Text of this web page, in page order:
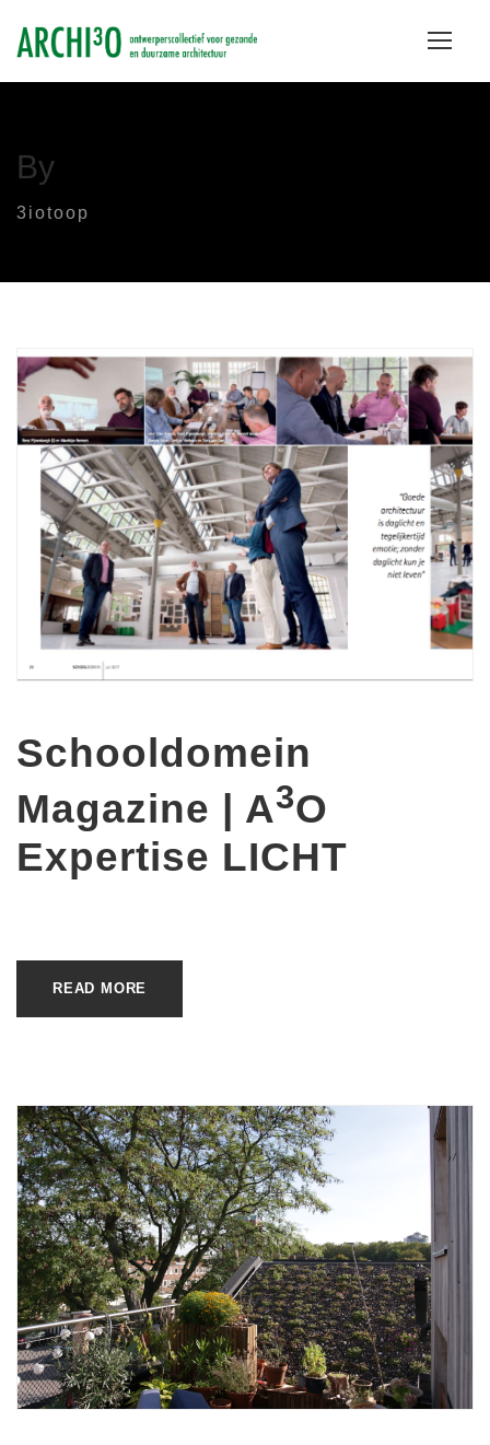
By
3iotoop
Schooldomein
Magazine | A3O
Expertise LICHT
READ MORE